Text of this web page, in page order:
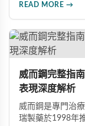
READ MORE →
威而鋼完整指
表現深度解析
威而鋼是專門治
瑞製藥於1998年